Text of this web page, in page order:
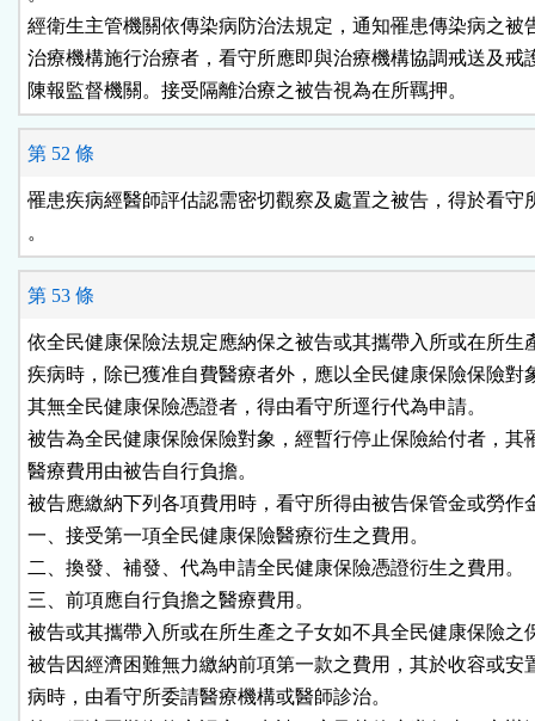
經衛生主管機關依傳染病防治法規定，通知罹患傳染病之被
治療機構施行治療者，看守所應即與治療機構協調戒送及戒
陳報監督機關。接受隔離治療之被告視為在所羈押。
第 52 條
罹患疾病經醫師評估認需密切觀察及處置之被告，得於看守
。
第 53 條
依全民健康保險法規定應納保之被告或其攜帶入所或在所生
疾病時，除已獲准自費醫療者外，應以全民健康保險保險對
其無全民健康保險憑證者，得由看守所逕行代為申請。
被告為全民健康保險保險對象，經暫行停止保險給付者，其
醫療費用由被告自行負擔。
被告應繳納下列各項費用時，看守所得由被告保管金或勞作
一、接受第一項全民健康保險醫療衍生之費用。
二、換發、補發、代為申請全民健康保險憑證衍生之費用。
三、前項應自行負擔之醫療費用。
被告或其攜帶入所或在所生產之子女如不具全民健康保險之
被告因經濟困難無力繳納前項第一款之費用，其於收容或安
病時，由看守所委請醫療機構或醫師診治。